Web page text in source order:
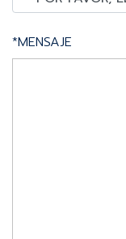
*MENSAJE